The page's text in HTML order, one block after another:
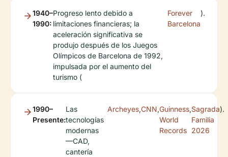
1940–
1990:
Progreso lento debido a
limitaciones financieras; la
aceleración significativa se
produjo después de los Juegos
Olímpicos de Barcelona de 1992,
impulsada por el aumento del
turismo (
Forever
Barcelona
).
1990–
Presente:
Las
tecnologías
modernas
—CAD,
cantería
Archeyes,CNN,Guinness
World
Records
,Sagrada
Familia
2026
).